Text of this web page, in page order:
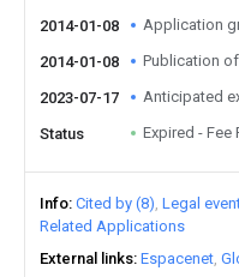
2014-01-08 Application
2014-01-08 Publication
2023-07-17 Anticipated
Status Expired - Fee
Info Cited by (8) Legal
Related Applications
External links Espacenet